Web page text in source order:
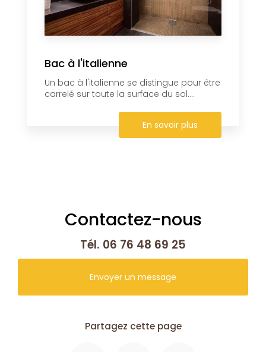
Bac à l'italienne
Un bac à l'italienne se distingue pour être
carrelé sur toute la surface du sol....
En savoir plus
Contactez-nous
Tél. 06 76 48 69 25
Envoyer un message
Partagez cette page